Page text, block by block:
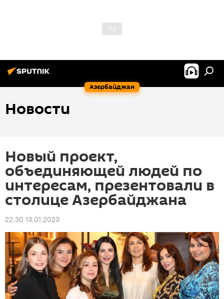
Азербайджан
Новости
Новый проект,
объединяющей людей по
интересам, презентовали в
столице Азербайджана
22:30 13.01.2023